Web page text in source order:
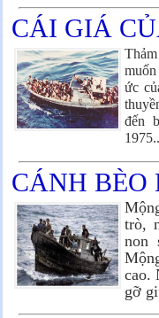
CÁI GIÁ
ức
đến
1975
CÁNH BÈO
trò,
non
cao.
gỡ